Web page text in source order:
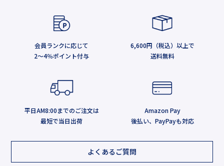
会員ランクに応じて
2～4％ポイント付与
6,600円（税込）以上で
送料無料
平日AM8:00までのご注文は
最短で当日出荷
Amazon Pay
後払い、PayPayも対応
よくあるご質問